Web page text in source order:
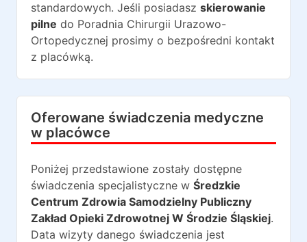
standardowych. Jeśli posiadasz skierowanie
pilne do Poradnia Chirurgii Urazowo-
Ortopedycznej prosimy o bezpośredni kontakt
z placówką.
Oferowane świadczenia medyczne
w placówce
Poniżej przedstawione zostały dostępne
świadczenia specjalistyczne w Średzkie
Centrum Zdrowia Samodzielny Publiczny
Zakład Opieki Zdrowotnej W Środzie Śląskiej.
Data wizyty danego świadczenia jest